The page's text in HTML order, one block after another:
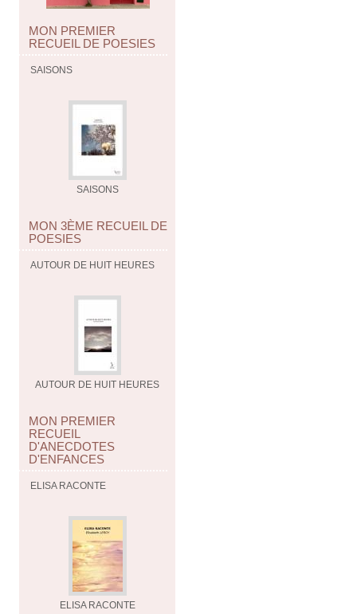
MON PREMIER
RECUEIL DE POESIES
SAISONS
SAISONS
MON 3ÈME RECUEIL DE
POESIES
AUTOUR DE HUIT HEURES
AUTOUR DE HUIT HEURES
MON PREMIER
RECUEIL
D'ANECDOTES
D'ENFANCES
ELISA RACONTE
ELISA RACONTE